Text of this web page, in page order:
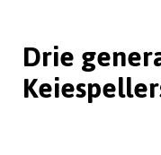
Drie